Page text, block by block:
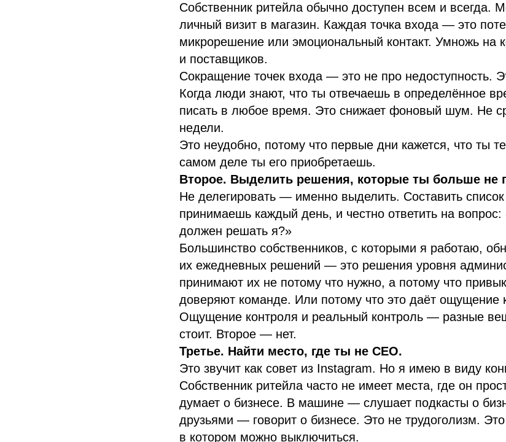
Собственник ритейла обычно доступен всем и всегда.
личный визит в магазин. Каждая точка входа — это
микрорешение или эмоциональный контакт. Умножь на
и поставщиков.
Сокращение точек входа — это не про недоступность.
Когда люди знают, что ты отвечаешь в определённое
писать в любое время. Это снижает фоновый шум. Не
недели.
Это неудобно, потому что первые дни кажется, что ты
самом деле ты его приобретаешь.
Второе. Выделить решения, которые ты больше не
Не делегировать — именно выделить. Составить
принимаешь каждый день, и честно ответить на вопрос:
должен решать я?»
Большинство собственников, с которыми я работаю,
их ежедневных решений — это решения уровня
принимают их не потому что нужно, а потому что
доверяют команде. Или потому что это даёт ощущение
Ощущение контроля и реальный контроль — разные
стоит. Второе — нет.
Третье. Найти место, где ты не CEO.
Это звучит как совет из Instagram. Но я имею в виду
Собственник ритейла часто не имеет места, где он
думает о бизнесе. В машине — слушает подкасты о
друзьями — говорит о бизнесе. Это не трудоголизм. Это
в котором можно выключиться.